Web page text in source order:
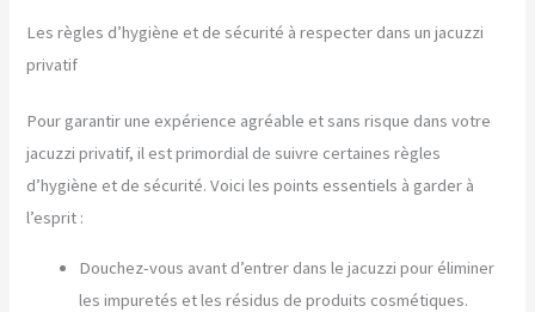
Les règles d’hygiène et de sécurité à respecter dans un jacuzzi
privatif
Pour garantir une expérience agréable et sans risque dans votre
jacuzzi privatif, il est primordial de suivre certaines règles
d’hygiène et de sécurité. Voici les points essentiels à garder à
l’esprit :
Douchez-vous avant d’entrer dans le jacuzzi pour éliminer
les impuretés et les résidus de produits cosmétiques.